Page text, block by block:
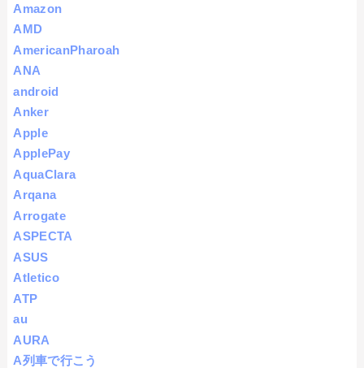
Amazon
AMD
AmericanPharoah
ANA
android
Anker
Apple
ApplePay
AquaClara
Arqana
Arrogate
ASPECTA
ASUS
Atletico
ATP
au
AURA
A列車で行こう